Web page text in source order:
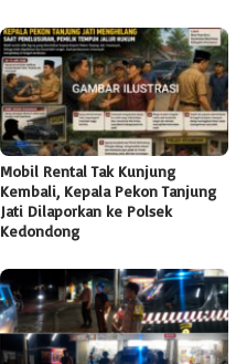
Mobil Rental Tak Kunjung
Kembali, Kepala Pekon Tanjung
Jati Dilaporkan ke Polsek
Kedondong